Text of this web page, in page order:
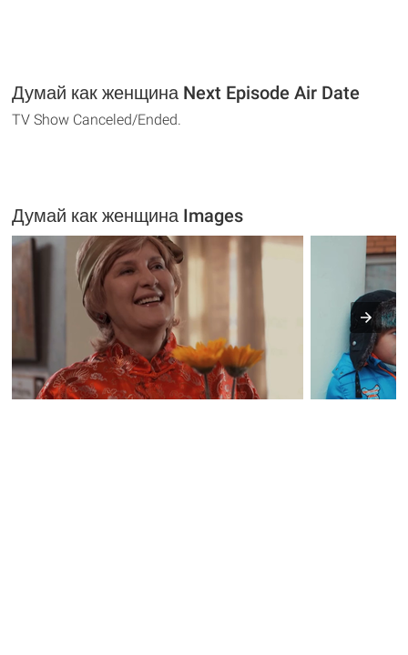
Думай как женщина Next Episode Air Date
TV Show Canceled/Ended.
Думай как женщина Images